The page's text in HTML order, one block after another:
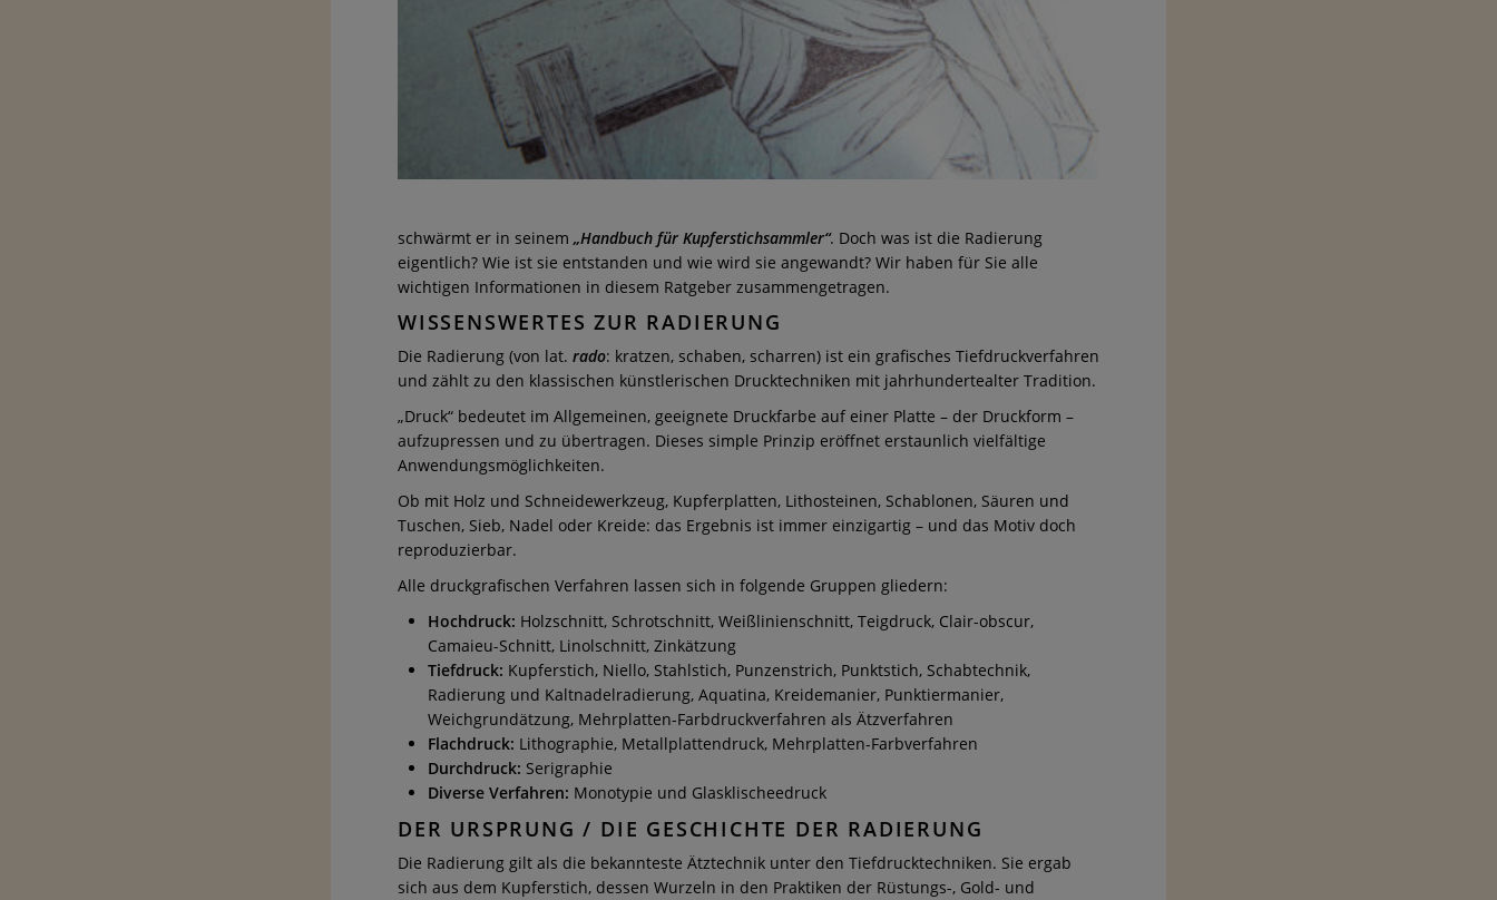
schwärmt er in seinem „Handbuch für Kupferstichsammler“. Doch was ist die Radierung
eigentlich? Wie ist sie entstanden und wie wird sie angewandt? Wir haben für Sie alle
wichtigen Informationen in diesem Ratgeber zusammengetragen.
WISSENSWERTES ZUR RADIERUNG
Die Radierung (von lat. rado: kratzen, schaben, scharren) ist ein grafisches Tiefdruckverfahren
und zählt zu den klassischen künstlerischen Drucktechniken mit jahrhundertealter Tradition.
„Druck“ bedeutet im Allgemeinen, geeignete Druckfarbe auf einer Platte – der Druckform –
aufzupressen und zu übertragen. Dieses simple Prinzip eröffnet erstaunlich vielfältige
Anwendungsmöglichkeiten.
Ob mit Holz und Schneidewerkzeug, Kupferplatten, Lithosteinen, Schablonen, Säuren und
Tuschen, Sieb, Nadel oder Kreide: das Ergebnis ist immer einzigartig – und das Motiv doch
reproduzierbar.
Alle druckgrafischen Verfahren lassen sich in folgende Gruppen gliedern:
Hochdruck: Holzschnitt, Schrotschnitt, Weißlinienschnitt, Teigdruck, Clair-obscur,
Camaieu-Schnitt, Linolschnitt, Zinkätzung
Tiefdruck: Kupferstich, Niello, Stahlstich, Punzenstrich, Punktstich, Schabtechnik,
Radierung und Kaltnadelradierung, Aquatina, Kreidemanier, Punktiermanier,
Weichgrundätzung, Mehrplatten-Farbdruckverfahren als Ätzverfahren
Flachdruck: Lithographie, Metallplattendruck, Mehrplatten-Farbverfahren
Durchdruck: Serigraphie
Diverse Verfahren: Monotypie und Glasklischeedruck
DER URSPRUNG / DIE GESCHICHTE DER RADIERUNG
Die Radierung gilt als die bekannteste Ätztechnik unter den Tiefdrucktechniken. Sie ergab
sich aus dem Kupferstich, dessen Wurzeln in den Praktiken der Rüstungs-, Gold- und